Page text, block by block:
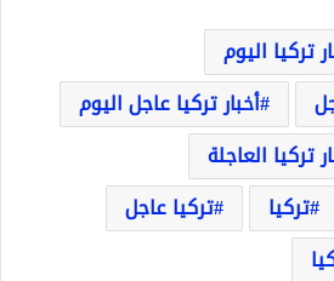
تركيا اليوم
أخبار تركيا عاجل اليوم
تركيا العاجلة
تركيا
تركيا عاجل